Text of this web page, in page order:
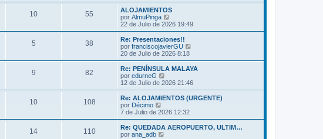
n
s
a
j
e
m
o
e
n
s
a
j
e
ú
l
t
m
o
m
e
s
a
j
e
10 55
ALOJAMIENTOS
por AlmuPinga
e
r
ú
l
t
m
o
m
e
s
j
e
22 de Julio de 2026 19:49
5 38
Re: Presentaciones!!
por franciscojavierGU
r
ú
t
m
o
s
20 de Julio de 2026 8:18
9 82
Re: PENÍNSULA MALAYA
por edurneG
e
r
ú
t
m
o
12 de Julio de 2026 21:46
10 108
Re: ALOJAMIENTOS (URGENTE)
por Décimo
e
r
ú
l
7 de Julio de 2026 12:32
14 110
Re: QUEDADA AEROPUERTO, ULTIM…
por ana_adb